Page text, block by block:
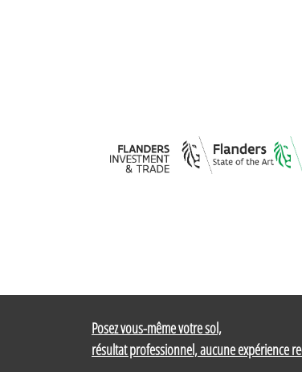
Posez vous-même votre sol,
résultat professionnel, aucune expérience